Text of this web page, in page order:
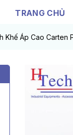
TRANG CHỦ
Khế Áp Cao Carten